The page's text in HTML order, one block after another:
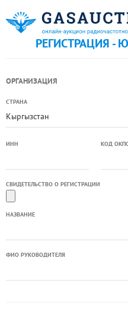
РЕГИСТРАЦИЯ -
ОРГАНИЗАЦИЯ
СТРАНА
Кыргызстан
ИНН КОД
СВИДЕТЕЛЬСТВО О РЕГИСТРАЦИИ
НАЗВАНИЕ
ФИО РУКОВОДИТЕЛЯ